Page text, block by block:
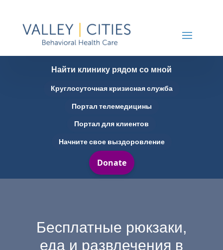
Найти клинику рядом со мной
Круглосуточная кризисная служба
Портал телемедицины
Портал для клиентов
Начните свое выздоровление
Бесплатные рюкзаки,
еда и развлечения в